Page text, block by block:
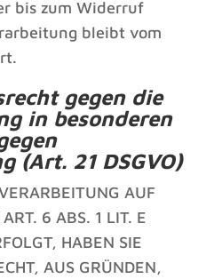
bis zum Widerruf
bleibt vom
gegen die
in besonderen
(Art. 21 DSGVO)
AUF
6 ABS. 1 LIT. E
HABEN SIE
AUS GRÜNDEN,